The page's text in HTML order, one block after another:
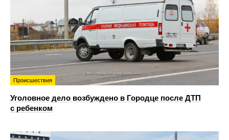
Происшествия
Уголовное дело возбуждено в Городце после ДТП
с ребенком